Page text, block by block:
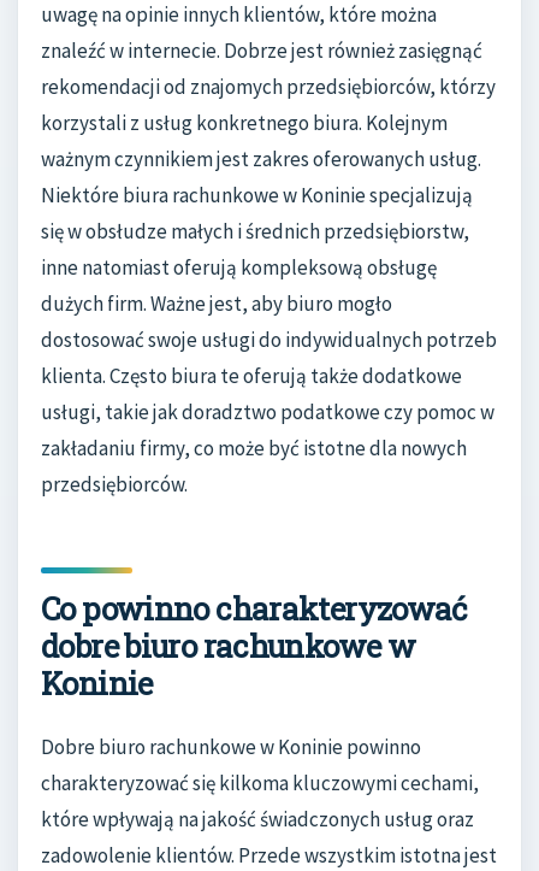
uwagę na opinie innych klientów, które można
znaleźć w internecie. Dobrze jest również zasięgnąć
rekomendacji od znajomych przedsiębiorców, którzy
korzystali z usług konkretnego biura. Kolejnym
ważnym czynnikiem jest zakres oferowanych usług.
Niektóre biura rachunkowe w Koninie specjalizują
się w obsłudze małych i średnich przedsiębiorstw,
inne natomiast oferują kompleksową obsługę
dużych firm. Ważne jest, aby biuro mogło
dostosować swoje usługi do indywidualnych potrzeb
klienta. Często biura te oferują także dodatkowe
usługi, takie jak doradztwo podatkowe czy pomoc w
zakładaniu firmy, co może być istotne dla nowych
przedsiębiorców.
Co powinno charakteryzować
dobre biuro rachunkowe w
Koninie
Dobre biuro rachunkowe w Koninie powinno
charakteryzować się kilkoma kluczowymi cechami,
które wpływają na jakość świadczonych usług oraz
zadowolenie klientów. Przede wszystkim istotna jest